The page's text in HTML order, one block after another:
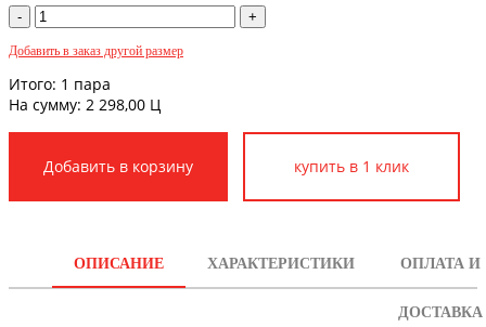
Добавить в заказ другой размер
Итого: 1 пара
На сумму: 2 298,00 Ц
купить в 1 клик
ОПИСАНИЕ ХАРАКТЕРИСТИКИ ОПЛАТА И
ДОСТАВКА